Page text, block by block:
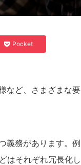
Pocket
など、さまざまな要
義務があります。例
はそれぞれ冗長化し